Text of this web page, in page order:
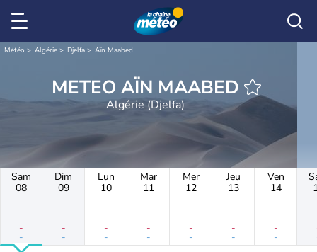
Météo Algérie Djelfa Aïn Maabed
METEO AÏN MAABED
Algérie (Djelfa)
Sam
08
-
-
Dim
09
-
-
Lun
10
-
-
Mar
11
-
-
Mer
12
-
-
Jeu
13
-
-
Ven
14
-
-